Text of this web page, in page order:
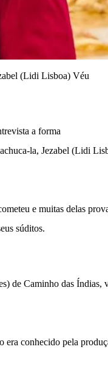
(Lidi Lisboa) Véu
a forma
la, Jezabel (Lidi
e muitas delas
súditos.
de Caminho das Índias,
conhecido pela